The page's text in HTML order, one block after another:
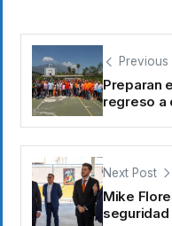
Previous
Preparan
regreso a
Next Post
Mike
seguridad